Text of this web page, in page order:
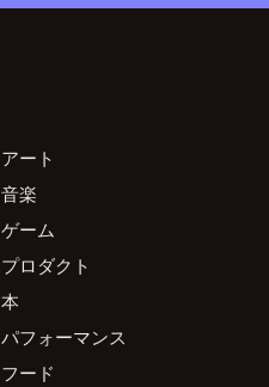
アート
音楽
ゲーム
プロダクト
本
パフォーマンス
フード